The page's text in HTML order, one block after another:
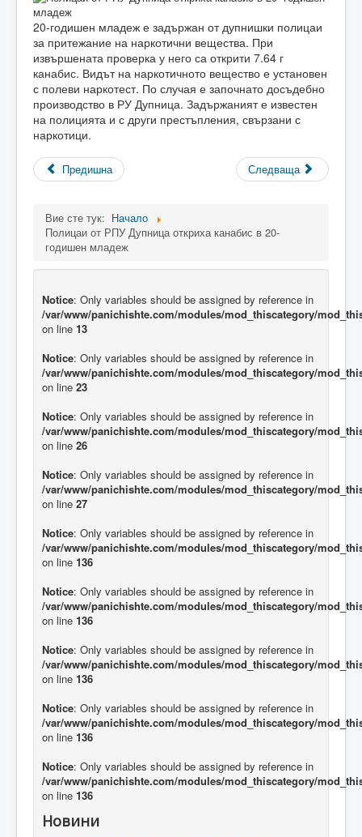
20-годишен младеж е задържан от дупнишки полицаи
за притежание на наркотични вещества. При
извършената проверка у него са открити 7.64 г
канабис. Видът на наркотичното вещество е установен
с полеви наркотест. По случая е започнато досъдебно
производство в РУ Дупница. Задържаният е известен
на полицията и с други престъпления, свързани с
наркотици.
Предишна Следваща
Вие сте тук: Начало
Полицаи от РПУ Дупница откриха канабис в 20-
годишен младеж
Notice: Only variables should be assigned by reference in
/var/www/panichishte.com/modules/mod_thiscategory/
on line 13
Notice: Only variables should be assigned by reference in
/var/www/panichishte.com/modules/mod_thiscategory/
on line 23
Notice: Only variables should be assigned by reference in
/var/www/panichishte.com/modules/mod_thiscategory/
on line 26
Notice: Only variables should be assigned by reference in
/var/www/panichishte.com/modules/mod_thiscategory/
on line 27
Notice: Only variables should be assigned by reference in
/var/www/panichishte.com/modules/mod_thiscategory/
on line 136
Notice: Only variables should be assigned by reference in
/var/www/panichishte.com/modules/mod_thiscategory/
on line 136
Notice: Only variables should be assigned by reference in
/var/www/panichishte.com/modules/mod_thiscategory/
on line 136
Notice: Only variables should be assigned by reference in
/var/www/panichishte.com/modules/mod_thiscategory/
on line 136
Notice: Only variables should be assigned by reference in
/var/www/panichishte.com/modules/mod_thiscategory/
on line 136
Новини